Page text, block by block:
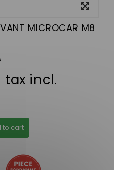
MICROCAR M8
tax incl.
to cart